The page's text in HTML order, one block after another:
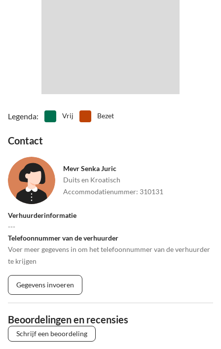
Legenda: Vrij Bezet
Contact
Mevr Senka Juric
Duits en Kroatisch
Accommodatienummer: 310131
Verhuurderinformatie
---
Telefoonnummer van de verhuurder
Voer meer gegevens in om het telefoonnummer van de verhuurder
te krijgen
Gegevens invoeren
Beoordelingen en recensies
Schrijf een beoordeling